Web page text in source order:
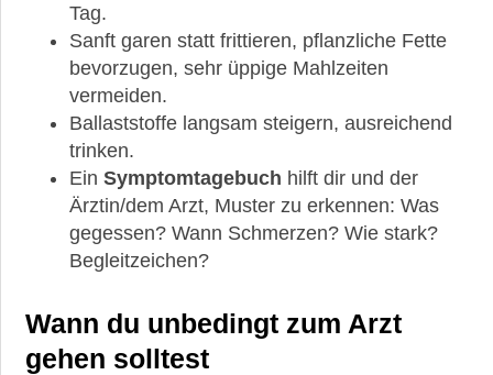
Tag.
Sanft garen statt frittieren, pflanzliche Fette
bevorzugen, sehr üppige Mahlzeiten
vermeiden.
Ballaststoffe langsam steigern, ausreichend
trinken.
Ein Symptomtagebuch hilft dir und der
Ärztin/dem Arzt, Muster zu erkennen: Was
gegessen? Wann Schmerzen? Wie stark?
Begleitzeichen?
Wann du unbedingt zum Arzt
gehen solltest